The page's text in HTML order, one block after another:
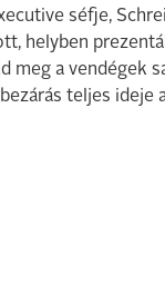
séfje,
helyben
meg a vendégek
teljes ideje